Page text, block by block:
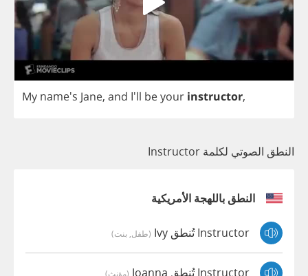
My name's Jane, and I'll beyour instructor,
النطق الصوتي لكلمة Instructor
النطق باللهجة الأمريكية
Instructor تُنطق Ivy (طفل, بنت)
Instructor تُنطق Joanna (مؤنث)